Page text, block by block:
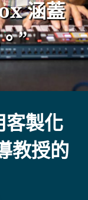
涵蓋
”
客製化
教授的